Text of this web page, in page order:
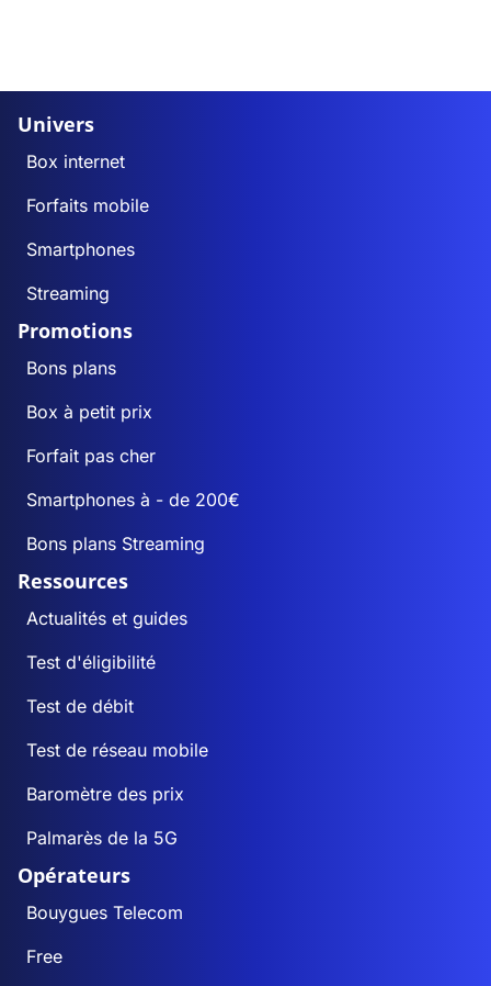
Univers
Box internet
Forfaits mobile
Smartphones
Streaming
Promotions
Bons plans
Box à petit prix
Forfait pas cher
Smartphones à - de 200€
Bons plans Streaming
Ressources
Actualités et guides
Test d'éligibilité
Test de débit
Test de réseau mobile
Baromètre des prix
Palmarès de la 5G
Opérateurs
Bouygues Telecom
Free